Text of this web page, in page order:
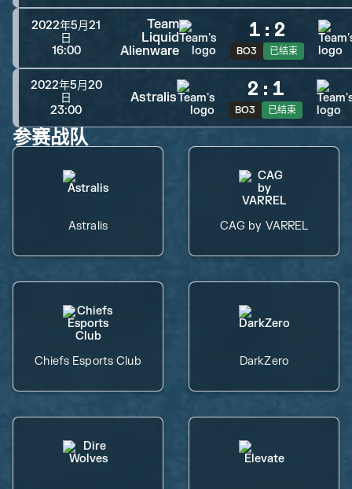
2022年5月21
日
16:00
Team
Liquid
Alienware
1 : 2
BO3 已结束
2022年5月20
日
23:00
Astralis 2 : 1
BO3 已结束
参赛战队
Astralis CAG by VARREL
Chiefs Esports Club DarkZero